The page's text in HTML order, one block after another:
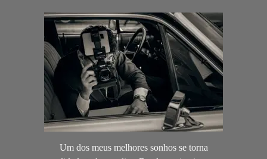
Um dos meus melhores sonhos se torna